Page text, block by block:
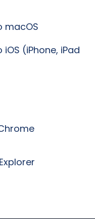
macOS
(iPhone, iPad